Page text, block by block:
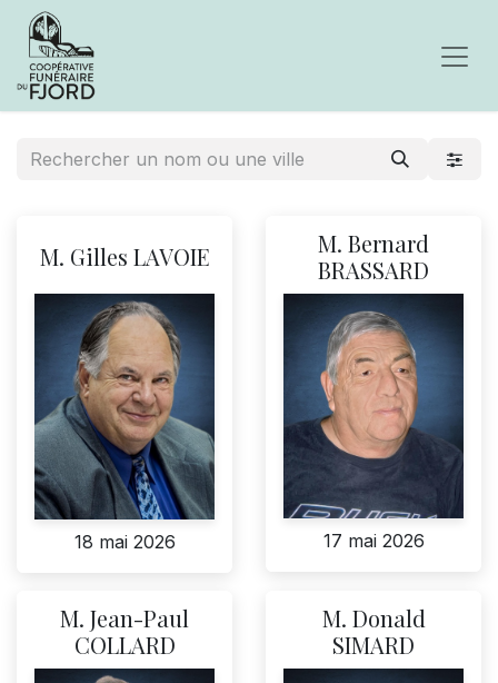
M. Gilles LAVOIE
18 mai 2026
M. Bernard
BRASSARD
17 mai 2026
M. Jean-Paul
COLLARD
M. Donald
SIMARD